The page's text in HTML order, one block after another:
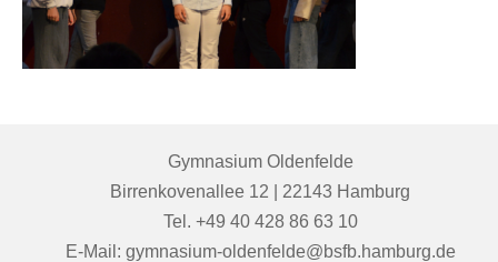
Gymnasium Oldenfelde
Birrenkovenallee 12 | 22143 Hamburg
Tel. +49 40 428 86 63 10
E-Mail: gymnasium-oldenfelde@bsfb.hamburg.de